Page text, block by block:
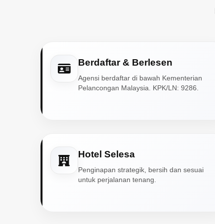
Berdaftar & Berlesen
Agensi berdaftar di bawah Kementerian
Pelancongan Malaysia. KPK/LN: 9286.
Hotel Selesa
Penginapan strategik, bersih dan sesuai
untuk perjalanan tenang.